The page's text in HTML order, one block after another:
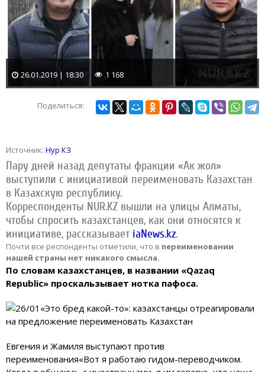
26.01.2019 | 18:30 1 168
Поделиться:
Источник: Нур КЗ
Пару дней назад депутаты фракции «Ак жол»
выступили с инициативой переименовать Казахстан
в Казахскую республику.
Корреспонденты NUR.KZ вышли на улицы Алматы,
чтобы спросить казахстанцев, как они относятся к
инициативе, рассказываетiaNews.kz.
Почти все респонденты отметили, что в переименовании
нашей страны нет никакого смысла.
По словам казахстанцев, в названии «Qazaq
Republic» проскальзывает нотка пафоса.
Евгения и Жамиля выступают против
переименования«Вот я работаю гидом-переводчиком.